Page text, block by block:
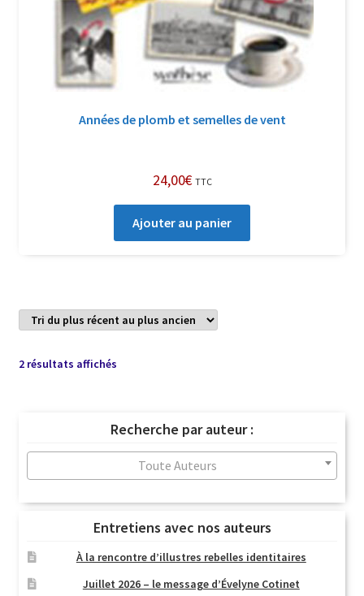
Années de plomb et semelles de vent
24,00€ TTC
Ajouter au panier
2 résultats affichésTrié
au
plus
ancien
Recherche par auteur :
Toute Auteurs
Entretiens avec nos auteurs
À la rencontre d’illustres rebelles identitaires
Juillet 2026 – le message d’Évelyne Cotinet